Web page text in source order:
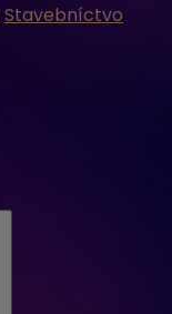
Stavebníctvo